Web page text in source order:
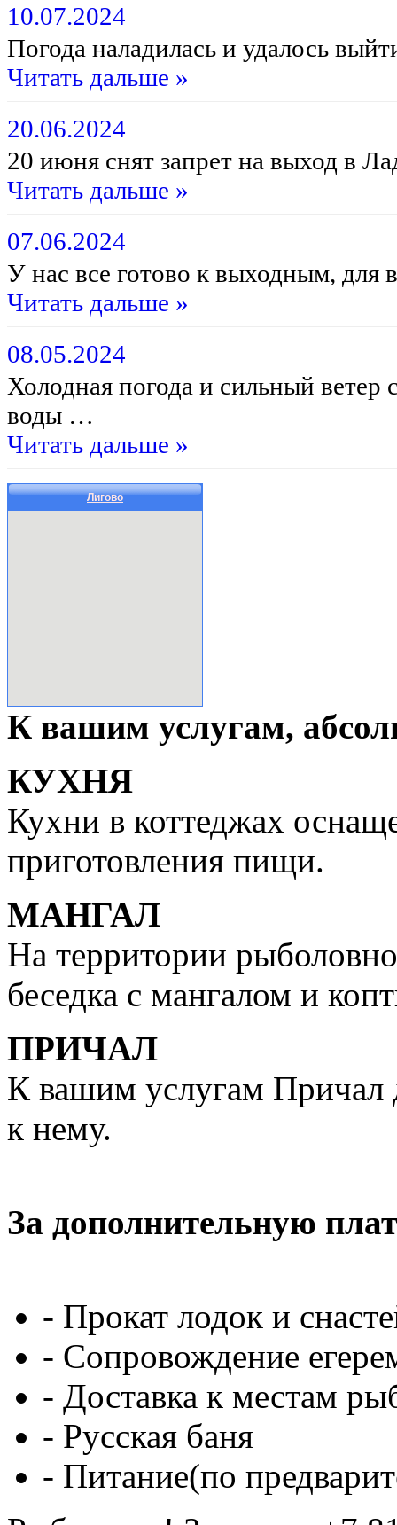
10.07.2024
Погода наладилась и удалось
Читать дальше »
20.06.2024
20 июня снят запрет на выход в
Читать дальше »
07.06.2024
У нас все готово к выходным,
Читать дальше »
08.05.2024
Холодная погода и сильный
воды …
Читать дальше »
Лигово
К вашим услугам,
КУХНЯ
Кухни в коттеджах
приготовления пищи.
МАНГАЛ
На территории
беседка с мангалом и
ПРИЧАЛ
К вашим услугам Причал
к нему.
За дополнительную
- Прокат лодок и
- Сопровождение
- Доставка к местам
- Русская баня
- Питание(по